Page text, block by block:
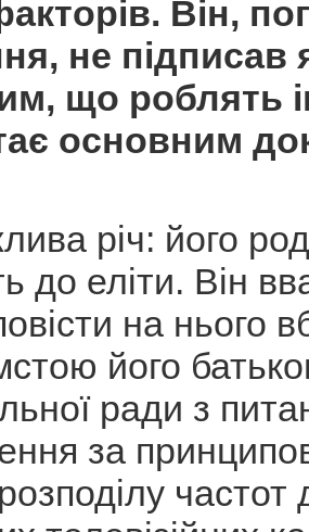
Він,
не підписав
що роблять
основним
річ: його
до еліти. Він
на нього
його
ради з
за
частот